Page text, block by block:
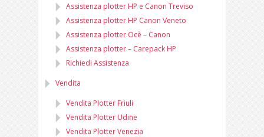
Assistenza plotter HP e Canon Treviso
Assistenza plotter HP Canon Veneto
Assistenza plotter Ocè – Canon
Assistenza plotter – Carepack HP
Richiedi Assistenza
Vendita
Vendita Plotter Friuli
Vendita Plotter Udine
Vendita Plotter Venezia